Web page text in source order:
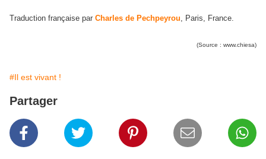
Traduction française par Charles de Pechpeyrou , Paris, France.
(Source : www.chiesa)
#Il est vivant !
Partager